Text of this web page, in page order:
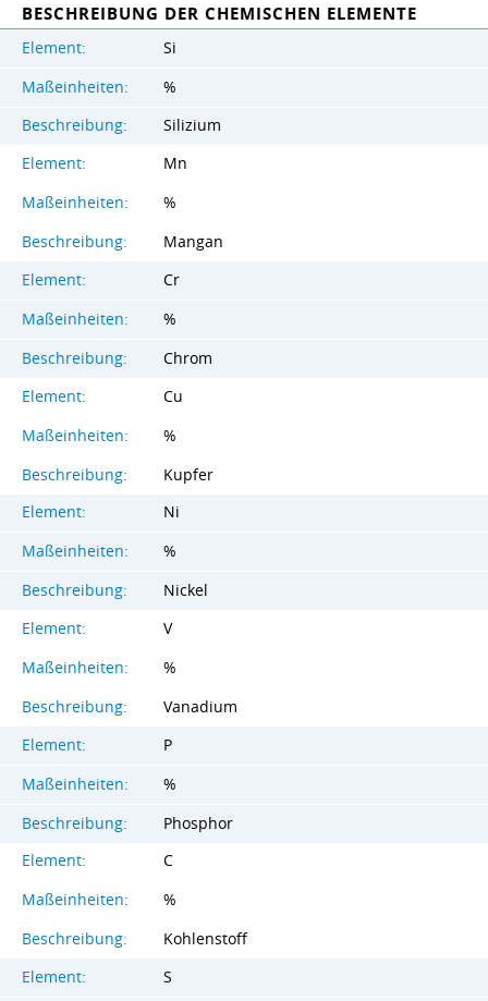
BESCHREIBUNG DER CHEMISCHEN ELEMENTE
Element:
Si
Maßeinheiten:
%
Beschreibung:
Silizium
Element:
Mn
Maßeinheiten:
%
Beschreibung:
Mangan
Element:
Cr
Maßeinheiten:
%
Beschreibung:
Chrom
Element:
Cu
Maßeinheiten:
%
Beschreibung:
Kupfer
Element:
Ni
Maßeinheiten:
%
Beschreibung:
Nickel
Element:
V
Maßeinheiten:
%
Beschreibung:
Vanadium
Element:
P
Maßeinheiten:
%
Beschreibung:
Phosphor
Element:
C
Maßeinheiten:
%
Beschreibung:
Kohlenstoff
Element:
S